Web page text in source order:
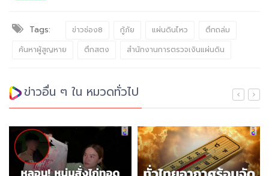
Tags: ข่าวช่อง8 กู้ภัย แผ่นดินไหว
ตึกถล่ม
ค้นหาผู้สูญหาย
ตึกสตง สำนักงานการตรวจเงินแผ่นดิน
ข่าวอื่น ๆ ใน หมวดทั่วไป